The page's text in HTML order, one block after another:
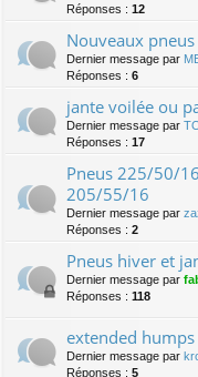
Réponses : 12
Nouveaux
Dernier message par
Réponses : 6
jante voilée ou
Dernier message par
Réponses : 17
Pneus 225/50/
205/55/16
Dernier message par
Réponses : 2
Pneus hiver et
Dernier message par
Réponses : 118
extended
Dernier message par
Réponses : 5